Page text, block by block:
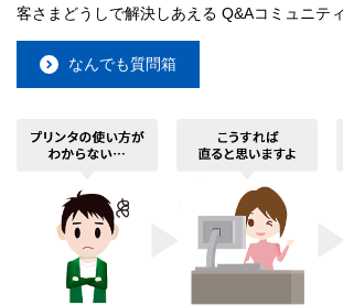
客さまどうしで解決しあえる Q&Aコミュニティ
なんでも質問箱